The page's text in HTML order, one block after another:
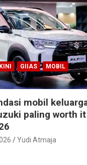
GIIAS
MOBIL
mobil
paling worth
Yudi Atmaja